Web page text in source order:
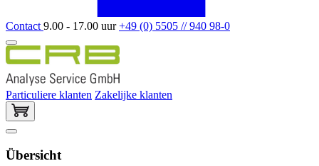
Contact 9.00 - 17.00 uur+49 (0) 5505 // 940 98-0
Particuliere klanten Zakelijke klanten
Übersicht